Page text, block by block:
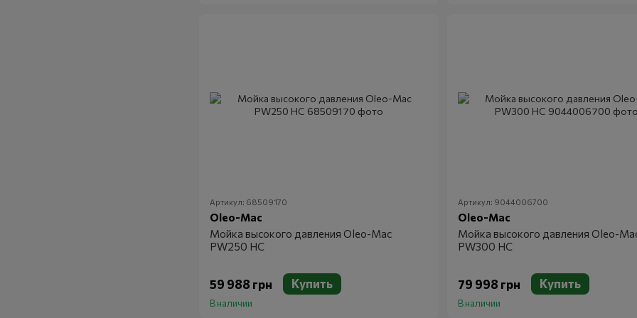
Артикул: 68509170
Oleo-Mac
Мойка высокого давления Oleo-Mac
PW250 HC
59 988 грн Купить
В наличии
Артикул: 9044006700
Oleo-Mac
Мойка высокого давления Oleo-
PW300 HC
79 998 грн Купить
В наличии